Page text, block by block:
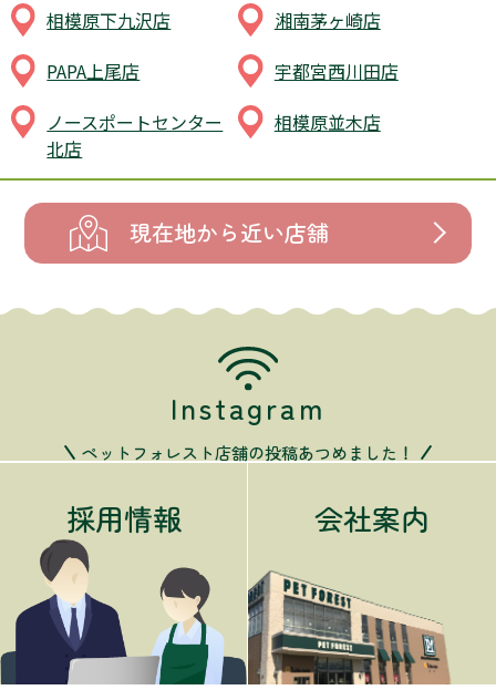
相模原下九沢店
湘南茅ヶ崎店
PAPA上尾店
宇都宮西川田店
ノースポートセンター
北店
相模原並木店
現在地から近い店舗
Instagram
ペットフォレスト店舗の投稿あつめました！
採用情報 会社案内